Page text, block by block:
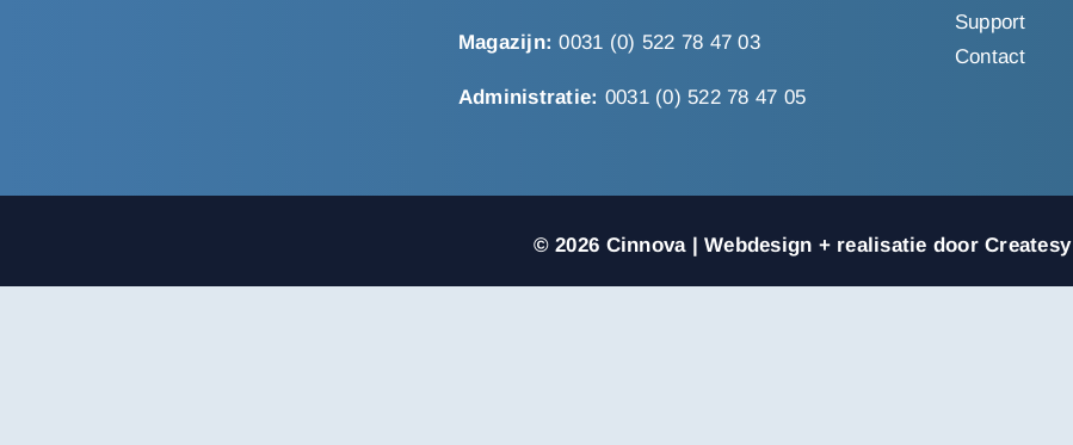
Magazijn: 0031 (0) 522 78 47 03
Administratie: 0031 (0) 522 78 47 05
Support
Contact
© 2026 Cinnova | Webdesign + realisatie door Createsy